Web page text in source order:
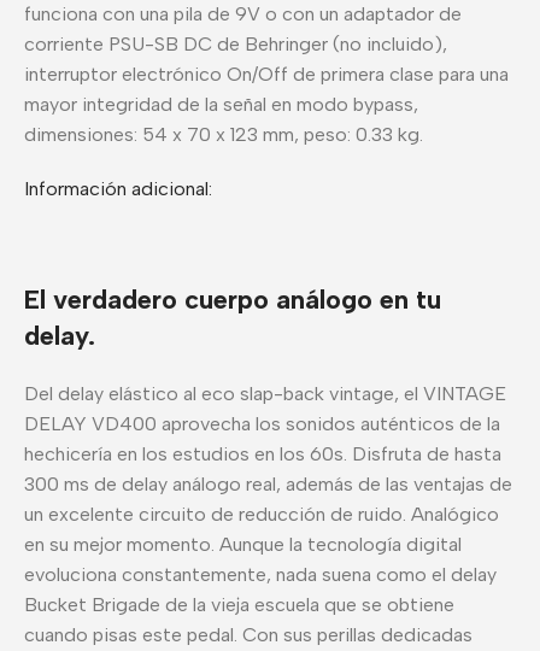
funciona con una pila de 9V o con un adaptador de
corriente PSU-SB DC de Behringer (no incluido),
interruptor electrónico On/Off de primera clase para una
mayor integridad de la señal en modo bypass,
dimensiones: 54 x 70 x 123 mm, peso: 0.33 kg.
Información adicional:
El verdadero cuerpo análogo en tu
delay.
Del delay elástico al eco slap-back vintage, el VINTAGE
DELAY VD400 aprovecha los sonidos auténticos de la
hechicería en los estudios en los 60s. Disfruta de hasta
300 ms de delay análogo real, además de las ventajas de
un excelente circuito de reducción de ruido. Analógico
en su mejor momento. Aunque la tecnología digital
evoluciona constantemente, nada suena como el delay
Bucket Brigade de la vieja escuela que se obtiene
cuando pisas este pedal. Con sus perillas dedicadas